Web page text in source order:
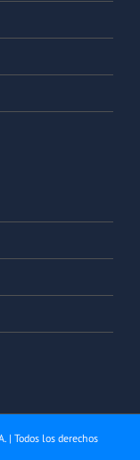
| Todos los derechos